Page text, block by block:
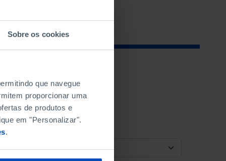
Sobre os cookies
que navegue
proporcionar uma
de produtos e
em "Personalizar".
.
ORDENAR POR